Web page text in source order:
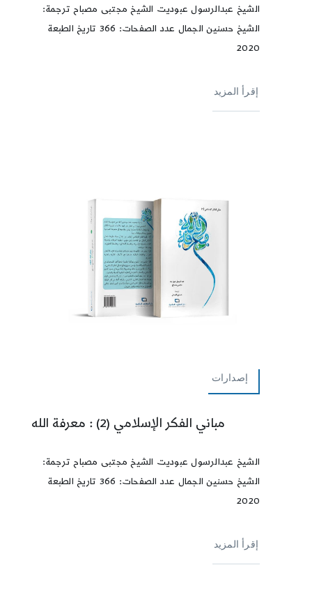
الشيخ عبدالرسول عبوديت الشيخ مجتبى مصباح ترجمة:
الشيخ حسنين الجمال عدد الصفحات: 366 تاريخ الطبعة
2020
إقرأ المزيد
إصدارات
مباني الفكر الإسلامي (2) : معرفة الله
الشيخ عبدالرسول عبوديت الشيخ مجتبى مصباح ترجمة:
الشيخ حسنين الجمال عدد الصفحات: 366 تاريخ الطبعة
2020
إقرأ المزيد